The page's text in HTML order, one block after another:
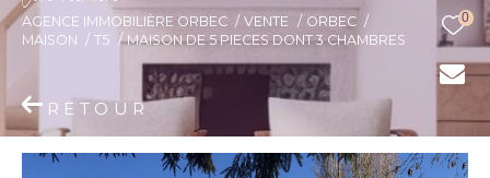
0
AGENCE IMMOBILIÈRE ORBEC VENTE
ORBEC
MAISON
T5 MAISON DE 5 PIECES DONT 3 CHAMBRES
RETOUR